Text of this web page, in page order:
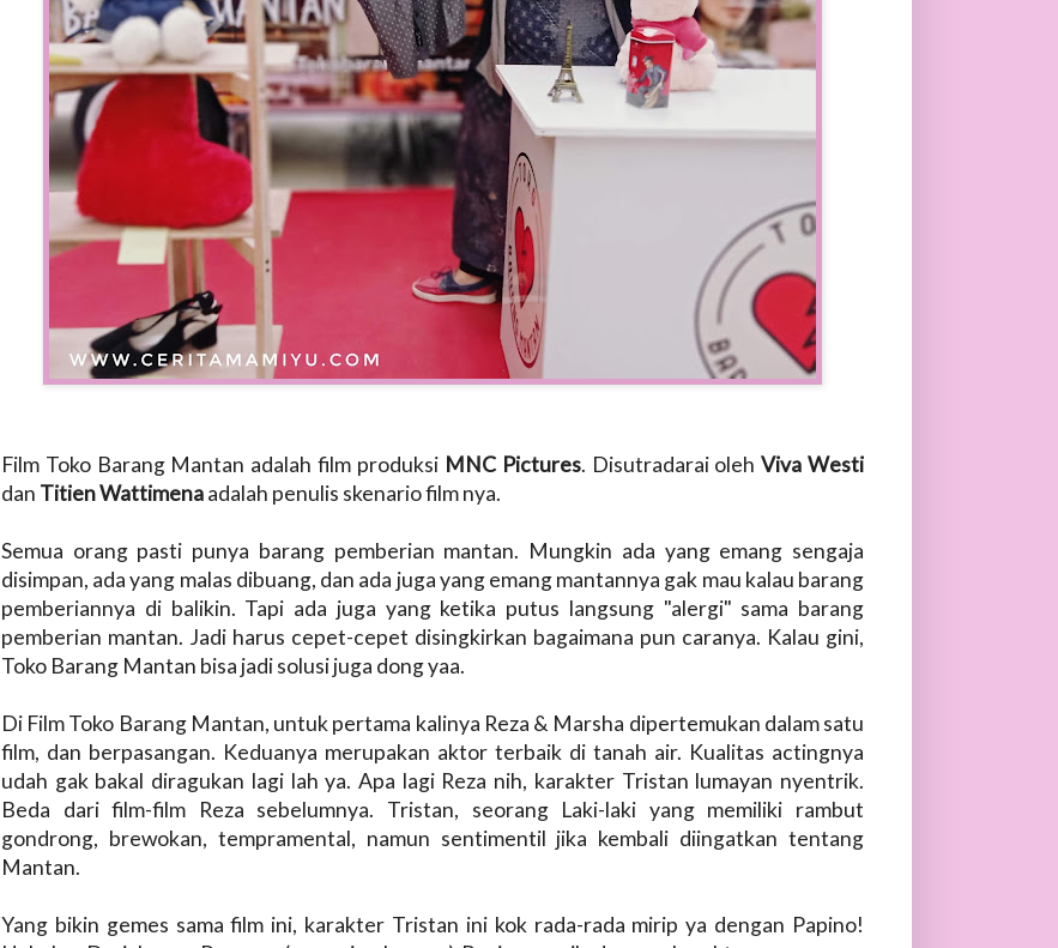
Film Toko Barang Mantan adalah film produksi MNC Pictures. Disutradarai olehViva Westi
dan Titien Wattimenaadalah penulis skenario film nya.
Semua orang pasti punya barang pemberian mantan. Mungkin ada yang emang sengaja
disimpan, ada yang malas dibuang, dan ada juga yang emang mantannya gak mau kalau barang
pemberiannya di balikin. Tapi ada juga yang ketika putus langsung "alergi" sama barang
pemberian mantan. Jadi harus cepet-cepet disingkirkan bagaimana pun caranya. Kalau gini,
Toko Barang Mantan bisa jadi solusi juga dong yaa.
Di Film Toko Barang Mantan, untuk pertama kalinya Reza & Marsha dipertemukan dalam satu
film, dan berpasangan. Keduanya merupakan aktor terbaik di tanah air. Kualitas actingnya
udah gak bakal diragukan lagi lah ya. Apa lagi Reza nih, karakter Tristan lumayan nyentrik.
Beda dari film-film Reza sebelumnya. Tristan, seorang Laki-laki yang memiliki rambut
gondrong, brewokan, tempramental, namun sentimentil jika kembali diingatkan tentang
Mantan.
Yang bikin gemes sama film ini, karakter Tristan ini kok rada-rada mirip ya dengan Papino!